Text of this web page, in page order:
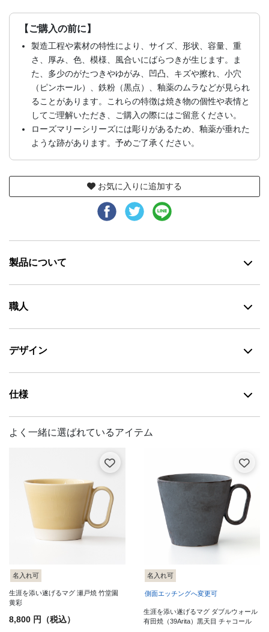
【ご購入の前に】
製造工程や素材の特性により、サイズ、形状、容量、重
さ、厚み、色、模様、風合いにばらつきが生じます。ま
た、多少のがたつきやゆがみ、凹凸、キズや擦れ、小穴
（ピンホール）、鉄粉（黒点）、釉薬のムラなどが見られ
ることがあります。これらの特徴は焼き物の個性や表情と
してご理解いただき、ご購入の際にはご留意ください。
ローズマリーシリーズには彫りがあるため、釉薬が垂れた
ような跡があります。予めご了承ください。
お気に入りに追加する
製品について
職人
デザイン
仕様
名入れ可
生涯を添い遂げるマグ 瀬戸焼 竹堂園
黄彩
8,800 円（税込）
名入れ可
側面エッチングへ変更可
生涯を添い遂げるマグ ダブルウォール
有田焼（39Arita）黒天目 チャコール